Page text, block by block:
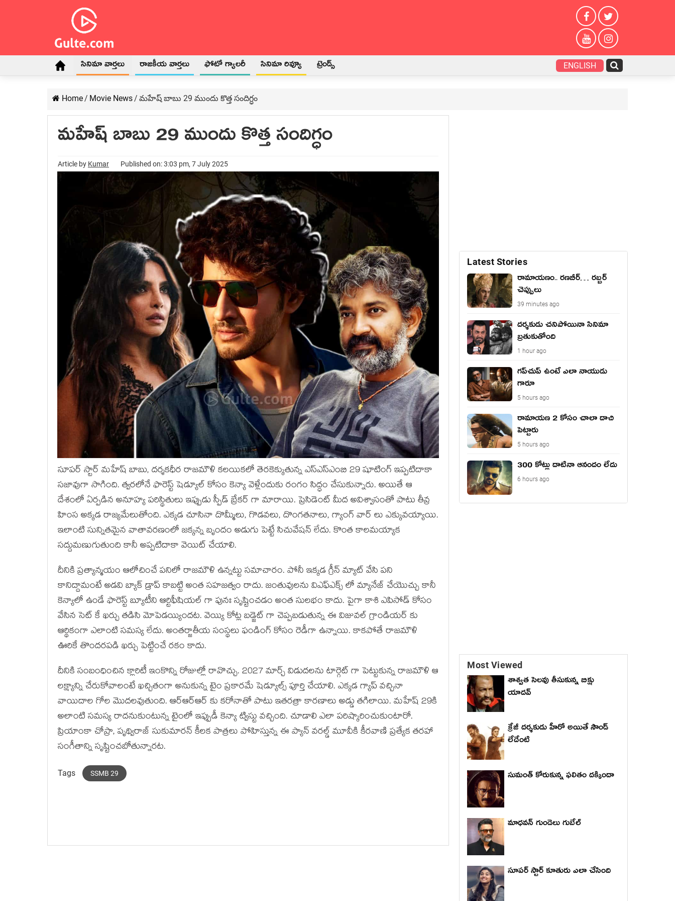
సినిమా వార్తలు రాజకీయ వార్తలు ఫోటో గ్యాలరీ సినిమా రివ్యూ ట్రెండ్స్ ENGLISH
Home/ Movie News/ మహేష్ బాబు 29 ముందు కొత్త సందిగ్ధం
మహేష్ బాబు 29 ముందు కొత్త సందిగ్ధం
Article by Kumar Published on: 3:03 pm, 7 July 2025
సూపర్ స్టార్ మహేష్ బాబు, దర్శకధీర రాజమౌళి కలయికలో తెరకెక్కుతున్న ఎస్ఎస్ఎంబి 29 షూటింగ్ ఇప్పటిదాకా
సజావుగా సాగింది. త్వరలోనే ఫారెస్ట్ షెడ్యూల్ కోసం కెన్యా వెళ్లేందుకు రంగం సిద్ధం చేసుకున్నారు. అయితే ఆ
దేశంలో ఏర్పడిన అనూహ్య పరిస్థితులు ఇప్పుడు స్పీడ్ బ్రేకర్ గా మారాయి. ప్రెసిడెంట్ మీద అవిశ్వాసంతో పాటు తీవ్ర
హింస అక్కడ రాజ్యమేలుతోంది. ఎక్కడ చూసినా దొమ్మీలు, గొడవలు, దొంగతనాలు, గ్యాంగ్ వార్ లు ఎక్కువయ్యాయి.
ఇలాంటి సున్నితమైన వాతావరణంలో జక్కన్న బృందం అడుగు పెట్టే సిచువేషన్ లేదు. కొంత కాలమయ్యాక
సద్దుమణుగుతుంది కానీ అప్పటిదాకా వెయిట్ చేయాలి.
దీనికి ప్రత్యాన్మయం ఆలోచించే పనిలో రాజమౌళి ఉన్నట్టు సమాచారం. పోనీ ఇక్కడ గ్రీన్ మ్యాట్ వేసి పని
కానిద్దామంటే అడవి బ్యాక్ డ్రాప్ కాబట్టి అంత సహజత్వం రాదు. జంతువులను విఎఫ్ఎక్స్ లో మ్యానేజ్ చేయొచ్చు కానీ
కెన్యాలో ఉండే ఫారెస్ట్ బ్యూటీని ఆర్టిఫీషియల్ గా పునః సృష్టించడం అంత సులభం కాదు. పైగా కాశి ఎపిసోడ్ కోసం
వేసిన సెట్ కే ఖర్చు తడిసి మోపెడయ్యిందట. వెయ్యి కోట్ల బడ్జెట్ గా చెప్పబడుతున్న ఈ విజువల్ గ్రాండియర్ కు
ఆర్థికంగా ఎలాంటి సమస్య లేదు. అంతర్జాతీయ సంస్థలు ఫండింగ్ కోసం రెడీగా ఉన్నాయి. కాకపోతే రాజమౌళి
ఊరికే తొందరపడి ఖర్చు పెట్టించే రకం కాదు.
దీనికి సంబంధించిన క్లారిటీ ఇంకొన్ని రోజుల్లో రావొచ్చు. 2027 మార్చ్ విడుదలను టార్గెట్ గా పెట్టుకున్న రాజమౌళి ఆ
లక్ష్యాన్ని చేరుకోవాలంటే ఖచ్చితంగా అనుకున్న టైం ప్రకారమే షెడ్యూల్స్ పూర్తి చేయాలి. ఎక్కడ గ్యాప్ వచ్చినా
వాయిదాల గోల మొదలవుతుంది. ఆర్ఆర్ఆర్ కు కరోనాతో పాటు ఇతరత్రా కారణాలు అడ్డు తగిలాయి. మహేష్ 29కి
అలాంటి సమస్య రాదనుకుంటున్న టైంలో ఇప్పుడీ కెన్యా ట్విస్టు వచ్చింది. చూడాలి ఎలా పరిష్కారించుకుంటారో.
ప్రియాంకా చోప్రా, పృథ్విరాజ్ సుకుమారన్ కీలక పాత్రలు పోహిస్తున్న ఈ ప్యాన్ వరల్డ్ మూవీకి కీరవాణి ప్రత్యేక తరహా
సంగీతాన్ని సృష్టించబోతున్నారట.
Tags SSMB 29
Latest Stories
రామాయ‌ణం.. ర‌ణ‌బీర్… ర‌బ్బ‌ర్
చెప్పులు
39 minutes ago
దర్శకుడు చనిపోయినా సినిమా
బ్రతుకుతోంది
1 hour ago
గప్‌చుప్ ఉంటే ఎలా నాయుడు
గారూ
5 hours ago
రామాయణ 2 కోసం చాలా దాచి
పెట్టారు
5 hours ago
300 కోట్లు దాటినా ఆనందం లేదు
6 hours ago
Most Viewed
శాశ్వత సెలవు తీసుకున్న బిక్షు
యాదవ్
క్రేజీ దర్శకుడు హీరో అయితే సౌండ్
లేదేంటి
సుమంత్ కోరుకున్న ఫలితం దక్కిందా
మాధ‌వ‌న్ గుండెలు గుబేల్‌
సూపర్ స్టార్ కూతురు ఎలా చేసింది